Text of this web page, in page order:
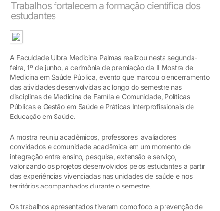
Trabalhos fortalecem a formação científica dos
estudantes
A Faculdade Ulbra Medicina Palmas realizou nesta segunda-
feira, 1º de junho, a cerimônia de premiação da II Mostra de
Medicina em Saúde Pública, evento que marcou o encerramento
das atividades desenvolvidas ao longo do semestre nas
disciplinas de Medicina de Família e Comunidade, Políticas
Públicas e Gestão em Saúde e Práticas Interprofissionais de
Educação em Saúde.
A mostra reuniu acadêmicos, professores, avaliadores
convidados e comunidade acadêmica em um momento de
integração entre ensino, pesquisa, extensão e serviço,
valorizando os projetos desenvolvidos pelos estudantes a partir
das experiências vivenciadas nas unidades de saúde e nos
territórios acompanhados durante o semestre.
Os trabalhos apresentados tiveram como foco a prevenção de